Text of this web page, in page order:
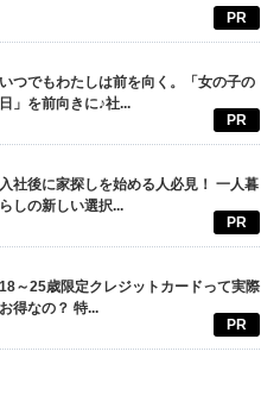
PR
いつでもわたしは前を向く。「女の子の
日」を前向きに♪社...
PR
入社後に家探しを始める人必見！ 一人暮
らしの新しい選択...
PR
18～25歳限定クレジットカードって実際
お得なの？ 特...
PR